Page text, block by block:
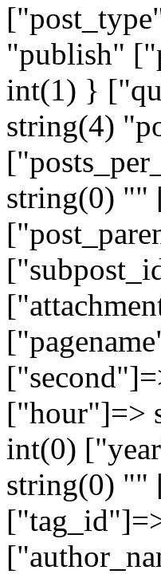
"publish"
int(1) }
string(4)
string(0)
["hour"]=>
int(0)
string(0) ""